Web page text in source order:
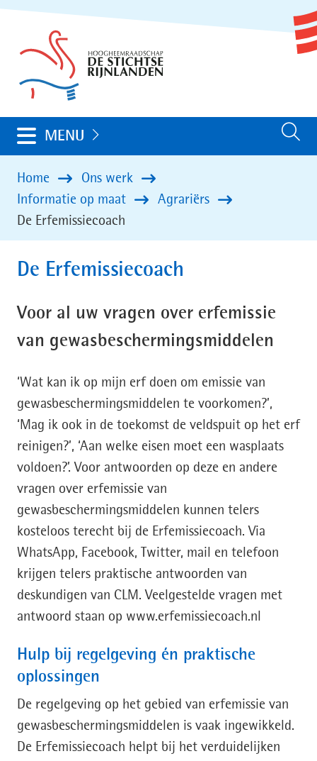
MENU Uitklappen Zoeken
Home
Ons werk
Informatie op maat
Agrariërs
De Erfemissiecoach
De Erfemissiecoach
Voor al uw vragen over erfemissie
van gewasbeschermingsmiddelen
‘Wat kan ik op mijn erf doen om emissie van
gewasbeschermingsmiddelen te voorkomen?’,
‘Mag ik ook in de toekomst de veldspuit op het erf
reinigen?’, ‘Aan welke eisen moet een wasplaats
voldoen?’. Voor antwoorden op deze en andere
vragen over erfemissie van
gewasbeschermingsmiddelen kunnen telers
kosteloos terecht bij de Erfemissiecoach. Via
WhatsApp, Facebook, Twitter, mail en telefoon
krijgen telers praktische antwoorden van
deskundigen van CLM. Veelgestelde vragen met
antwoord staan op www.erfemissiecoach.nl
Hulp bij regelgeving én praktische
oplossingen
De regelgeving op het gebied van erfemissie van
gewasbeschermingsmiddelen is vaak ingewikkeld.
De Erfemissiecoach helpt bij het verduidelijken